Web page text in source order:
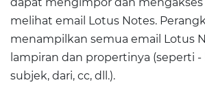
dapat mengimpor dan mengakses
melihat email Lotus Notes.
menampilkan semua email Lotus
lampiran dan propertinya (seperti -
subjek, dari, cc, dll.).